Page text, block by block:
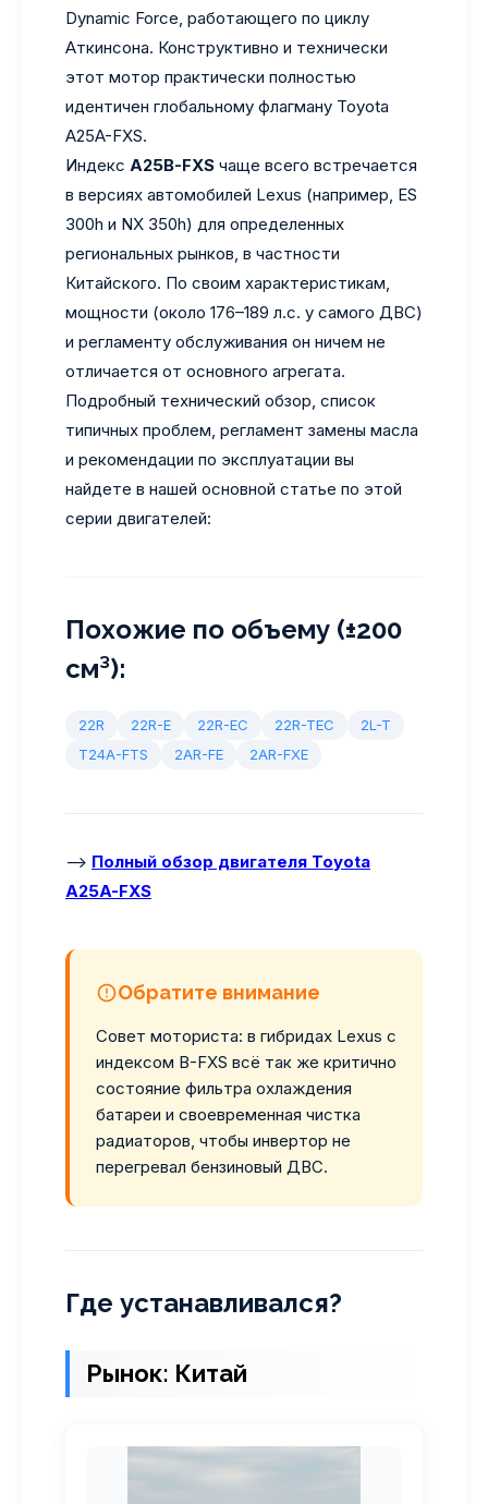
Dynamic Force, работающего по циклу
Аткинсона. Конструктивно и технически
этот мотор практически полностью
идентичен глобальному флагману Toyota
A25A-FXS.
Индекс A25B-FXS чаще всего встречается
в версиях автомобилей Lexus (например, ES
300h и NX 350h) для определенных
региональных рынков, в частности
Китайского. По своим характеристикам,
мощности (около 176–189 л.с. у самого ДВС)
и регламенту обслуживания он ничем не
отличается от основного агрегата.
Подробный технический обзор, список
типичных проблем, регламент замены масла
и рекомендации по эксплуатации вы
найдете в нашей основной статье по этой
серии двигателей:
Похожие по объему (±200
см³):
22R 22R-E 22R-EC 22R-TEC
2L-T
T24A-FTS
2AR-FE 2AR-FXE
—> Полный обзор двигателя Toyota
A25A-FXS
Обратите внимание
Совет моториста: в гибридах Lexus с
индексом B-FXS всё так же критично
состояние фильтра охлаждения
батареи и своевременная чистка
радиаторов, чтобы инвертор не
перегревал бензиновый ДВС.
Где устанавливался?
Рынок: Китай